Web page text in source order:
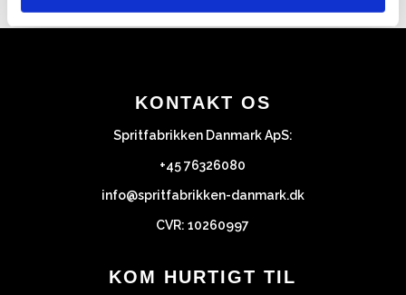
KONTAKT OS
Spritfabrikken Danmark ApS:
+45 76326080
info@spritfabrikken-danmark.dk
CVR: 10260997
KOM HURTIGT TIL